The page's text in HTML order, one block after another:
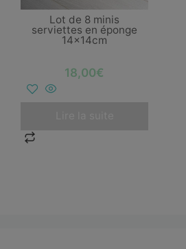
Lot de 8 minis
serviettes en éponge
14x14cm
18,00€